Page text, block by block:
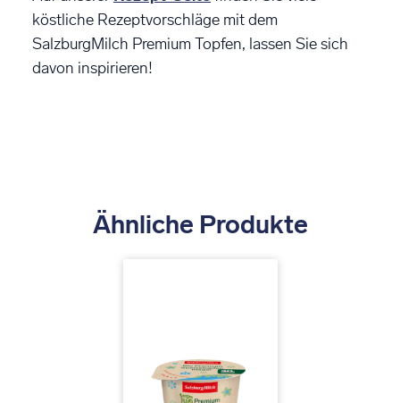
köstliche Rezeptvorschläge mit dem
SalzburgMilch Premium Topfen, lassen Sie sich
davon inspirieren!
Ähnliche Produkte